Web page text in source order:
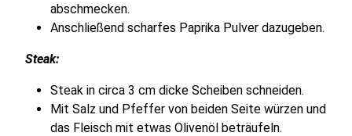
abschmecken.
Anschließend scharfes Paprika Pulver dazugeben.
Steak:
Steak in circa 3 cm dicke Scheiben schneiden.
Mit Salz und Pfeffer von beiden Seite würzen und
das Fleisch mit etwas Olivenöl beträufeln.